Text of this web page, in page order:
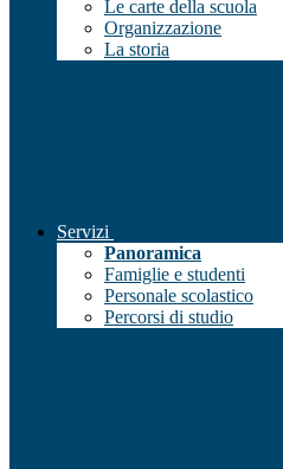
Le carte della scuola
Organizzazione
La storia
Servizi
Panoramica
Famiglie e studenti
Personale scolastico
Percorsi di studio